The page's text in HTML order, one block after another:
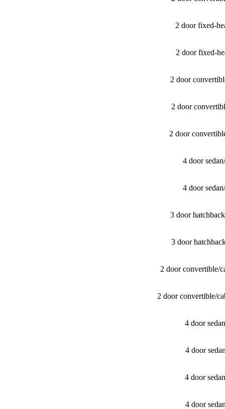
2 door fixed-
2 door fixed-
2 door
2 door
2 door
4 door
4 door
3 door
3 door
2 door convertible/​
2 door convertible/​
4 door
4 door
4 door
4 door